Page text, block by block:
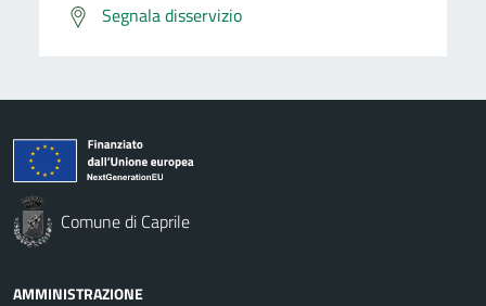
Segnala disservizio
Comune di Caprile
AMMINISTRAZIONE